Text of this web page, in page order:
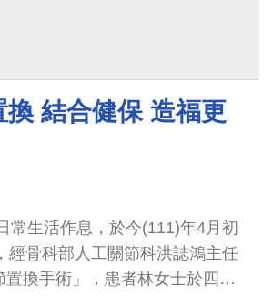
結合健保 造福更
常生活作息，於今(111)年4月初
經骨科部人工關節科洪誌鴻主任
換手術」，患者林女士於四月